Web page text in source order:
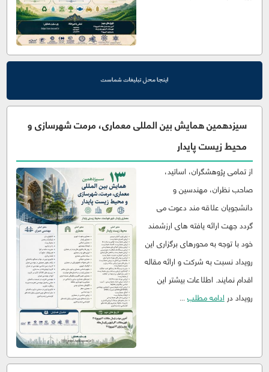
سیزدهمین همایش بین المللی معماری، مرمت شهرسازی و
محیط زیست پایدار
از تمامی پژوهشگران، اساتید،
صاحب نظران، مهندسین و
دانشجویان علاقه مند دعوت می
گردد جهت ارائه یافته های ارزشمند
خود با توجه به محورهای برگزاری این
رویداد نسبت به شرکت و ارائه مقاله
اقدام نمایند. اطلاعات بیشتر این
رویداد در ادامه مطلب...